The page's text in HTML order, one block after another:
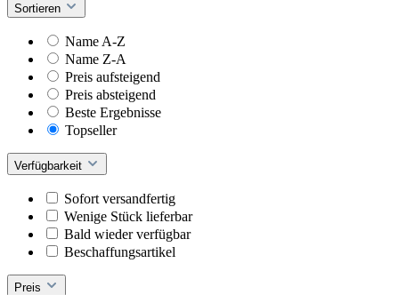
Sortieren
Name A-Z
Name Z-A
Preis aufsteigend
Preis absteigend
Beste Ergebnisse
Topseller
Verfügbarkeit
Sofort versandfertig
Wenige Stück lieferbar
Bald wieder verfügbar
Beschaffungsartikel
Preis